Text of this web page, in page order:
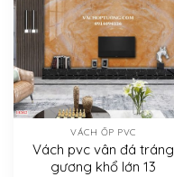
VÁCH ỐP PVC
Vách pvc vân đá tráng
gương khổ lớn 13